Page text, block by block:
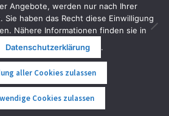
Elektromobilität 2026
Erstellt mit WooCommerce
Angebote, werden nur nach Ihrer
Sie haben das Recht diese Einwilligung
Nähere Informationen finden sie in
Datenschutzerklärung .
aller Cookies zulassen
Cookies zulassen